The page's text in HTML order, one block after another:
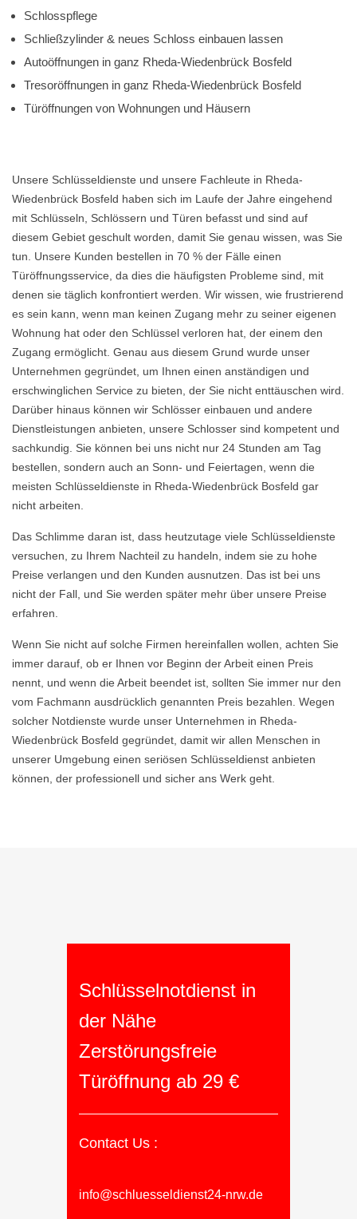
Schlosspflege
Schließzylinder & neues Schloss einbauen lassen
Autoöffnungen in ganz Rheda-Wiedenbrück Bosfeld
Tresoröffnungen in ganz Rheda-Wiedenbrück Bosfeld
Türöffnungen von Wohnungen und Häusern
Unsere Schlüsseldienste und unsere Fachleute in Rheda-
Wiedenbrück Bosfeld haben sich im Laufe der Jahre eingehend
mit Schlüsseln, Schlössern und Türen befasst und sind auf
diesem Gebiet geschult worden, damit Sie genau wissen, was Sie
tun. Unsere Kunden bestellen in 70 % der Fälle einen
Türöffnungsservice, da dies die häufigsten Probleme sind, mit
denen sie täglich konfrontiert werden. Wir wissen, wie frustrierend
es sein kann, wenn man keinen Zugang mehr zu seiner eigenen
Wohnung hat oder den Schlüssel verloren hat, der einem den
Zugang ermöglicht. Genau aus diesem Grund wurde unser
Unternehmen gegründet, um Ihnen einen anständigen und
erschwinglichen Service zu bieten, der Sie nicht enttäuschen wird.
Darüber hinaus können wir Schlösser einbauen und andere
Dienstleistungen anbieten, unsere Schlosser sind kompetent und
sachkundig. Sie können bei uns nicht nur 24 Stunden am Tag
bestellen, sondern auch an Sonn- und Feiertagen, wenn die
meisten Schlüsseldienste in Rheda-Wiedenbrück Bosfeld gar
nicht arbeiten.
Das Schlimme daran ist, dass heutzutage viele Schlüsseldienste
versuchen, zu Ihrem Nachteil zu handeln, indem sie zu hohe
Preise verlangen und den Kunden ausnutzen. Das ist bei uns
nicht der Fall, und Sie werden später mehr über unsere Preise
erfahren.
Wenn Sie nicht auf solche Firmen hereinfallen wollen, achten Sie
immer darauf, ob er Ihnen vor Beginn der Arbeit einen Preis
nennt, und wenn die Arbeit beendet ist, sollten Sie immer nur den
vom Fachmann ausdrücklich genannten Preis bezahlen. Wegen
solcher Notdienste wurde unser Unternehmen in Rheda-
Wiedenbrück Bosfeld gegründet, damit wir allen Menschen in
unserer Umgebung einen seriösen Schlüsseldienst anbieten
können, der professionell und sicher ans Werk geht.
Schlüsselnotdienst in
der Nähe
Zerstörungsfreie
Türöffnung ab 29 €
Contact Us :
info@schluesseldienst24-nrw.de